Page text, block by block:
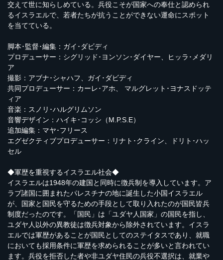
交えて世に知らしめている。兵役こそが国家への奉仕と認められ
るイスラエルで、若者たちが抗うことができない運命にスポット
を当てている。
脚本･監督･編集：ガイ･ダビディ
プロデューサー：シグリッド･ヨンソン･ダイヤー、ヒッラ･メダリ
ア
撮影：アブナ･シャハフ、ガイ･ダビディ
共同プロデューサー：カーレ･アホ、 マルグレット･ヨナスドッテ
ィア
音楽：スノリ･ハルグリムソン
音響デザイン：ハイキ･コッシ（M.P.S.E）
追加編集：マヤ･フリース
エグゼクティブプロデューサー：リナト･クライン、ドリト･ハッ
セル
◆軍歴を重視するイスラエル社会◆
イスラエルは1948年の建国と同時に徴兵制を導入しています。ア
ラブ諸国に囲まれたパレスチナの地に誕生した小国イスラエル
が、国家と国民を守るための手段として取り入れたのが国民皆兵
制度だったのです。「国民」は「ユダヤ人国家」の国民を指し、
ユダヤ人以外の異教徒は徴兵対象から除外されています。イスラ
エルでは軍歴があることが国民としてのステイタスであり、就職
においても採用条件に軍歴を求められることが多いと言われてい
ます。兵役を拒否した者や非ユダヤ住民の兵役不選択は、就業や